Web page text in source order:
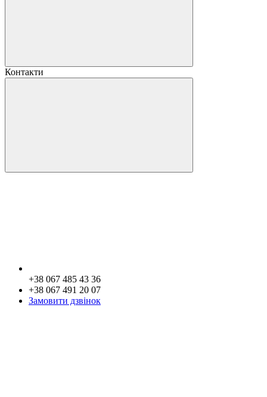
Контакти
+38 067 485 43 36
+38 067 491 20 07
Замовити дзвінок